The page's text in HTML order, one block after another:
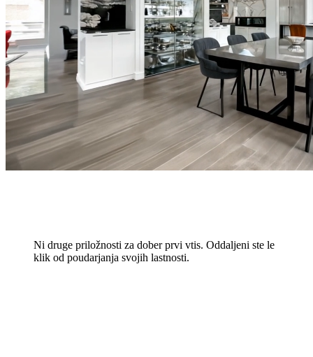
Ni druge priložnosti za dober prvi vtis. Oddaljeni ste le
klik od poudarjanja svojih lastnosti.